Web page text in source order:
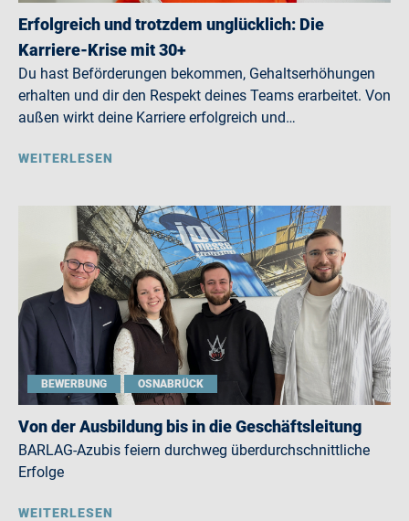
Erfolgreich und trotzdem unglücklich: Die
Karriere-Krise mit 30+
Du hast Beförderungen bekommen, Gehaltserhöhungen
erhalten und dir den Respekt deines Teams erarbeitet. Von
außen wirkt deine Karriere erfolgreich und…
WEITERLESEN
BEWERBUNG OSNABRÜCK
Von der Ausbildung bis in die Geschäftsleitung
BARLAG-Azubis feiern durchweg überdurchschnittliche
Erfolge
WEITERLESEN